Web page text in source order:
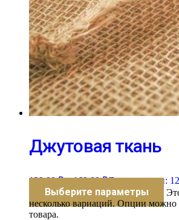
Джутовая ткань
129,00₽ – 169,00₽Диапазон цен:
Выберите параметры
несколько вариаций. Опции можно
товара.